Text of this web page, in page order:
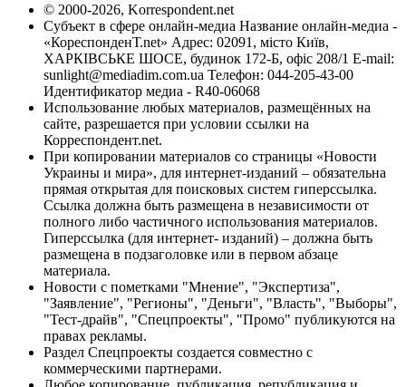
© 2000-2026, Korrespondent.net
Субъект в сфере онлайн-медиа Название онлайн-медиа -
«КореспонденТ.net» Адрес: 02091, місто Київ,
ХАРКІВСЬКЕ ШОСЕ, будинок 172-Б, офіс 208/1 E-mail:
sunlight@mediadim.com.ua Телефон: 044-205-43-00
Идентификатор медиа - R40-06068
Использование любых материалов, размещённых на
сайте, разрешается при условии ссылки на
Корреспондент.net.
При копировании материалов со страницы «Новости
Украины и мира», для интернет-изданий – обязательна
прямая открытая для поисковых систем гиперссылка.
Ссылка должна быть размещена в независимости от
полного либо частичного использования материалов.
Гиперссылка (для интернет- изданий) – должна быть
размещена в подзаголовке или в первом абзаце
материала.
Новости с пометками "Мнение", "Экспертиза",
"Заявление", "Регионы", "Деньги", "Власть", "Выборы",
"Тест-драйв", "Спецпроекты", "Промо" публикуются на
правах рекламы.
Раздел Спецпроекты создается совместно с
коммерческими партнерами.